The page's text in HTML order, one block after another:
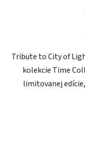
Tribute to City of
kolekcie Time
limitovanej